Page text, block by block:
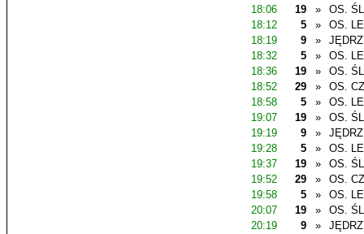
18:06 19 »
OS.
18:12
5 »
OS.
18:19
9 »
18:32
5 »
OS.
18:36
19 »
OS.
18:52
29 »
OS.
18:58
5 »
OS.
19:07
19 »
OS.
19:19
9 »
19:28
5 »
OS.
19:37
19 »
OS.
19:52
29 »
OS.
19:58
5 »
OS.
20:07
19 »
OS.
20:19
9 »